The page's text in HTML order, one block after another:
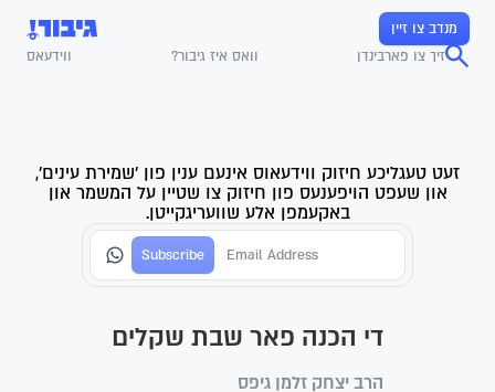
מנדב צו זיין
זיך צו פארבינדן
וואס איז גיבור? ווידעאס
זעט טעגליכע חיזוק ווידעאוס אינעם ענין פון 'שמירת עינים',
און שעפט הויפענעס פון חיזוק צו שטיין על המשמר און
באקעמפן אלע שוועריגקייטן.
די הכנה פאר שבת שקלים
הרב יצחק זלמן גיפס